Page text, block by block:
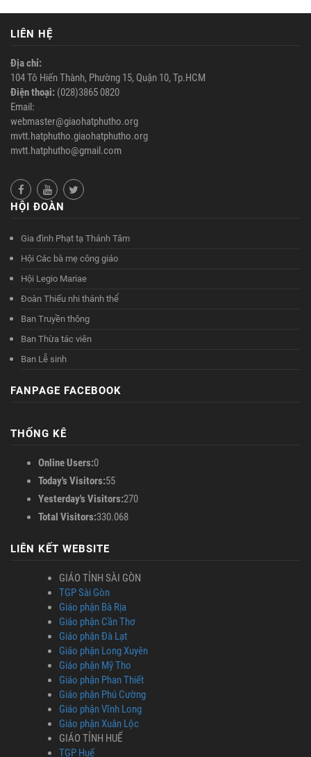
LIÊN HỆ
Địa chỉ:
104 Tô Hiến Thành, Phường 15, Quận 10, Tp.HCM
Điện thoại: (028)3865 0820
Email:
webmaster@giaohatphutho.org
mvtt.hatphutho.giaohatphutho.org
mvtt.hatphutho@gmail.com
HỘI ĐOÀN
Gia đình Phạt tạ Thánh Tâm
Hội Các bà mẹ công giáo
Hội Legio Mariae
Đoàn Thiếu nhi thánh thể
Ban Truyền thông
Ban Thừa tác viên
Ban Lễ sinh
FANPAGE FACEBOOK
THỐNG KÊ
Online Users:0
Today's Visitors:55
Yesterday's Visitors:270
Total Visitors:330.068
LIÊN KẾT WEBSITE
GIÁO TỈNH SÀI GÒN
TGP Sài Gòn
Giáo phận Bà Rịa
Giáo phận Cần Thơ
Giáo phận Đà Lạt
Giáo phận Long Xuyên
Giáo phận Mỹ Tho
Giáo phận Phan Thiết
Giáo phận Phú Cường
Giáo phận Vĩnh Long
Giáo phận Xuân Lộc
GIÁO TỈNH HUẾ
TGP Huế